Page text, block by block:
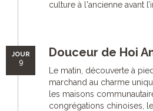
culture à l'ancienne avant
JOUR
9
Douceur de Hoi
Le matin, découverte à
marchand au charme
les maisons
congrégations chinoises,